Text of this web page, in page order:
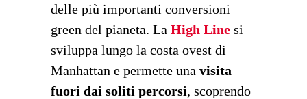
delle più importanti conversioni
green del pianeta. La High Line si
sviluppa lungo la costa ovest di
Manhattan e permette una visita
fuori dai soliti percorsi, scoprendo